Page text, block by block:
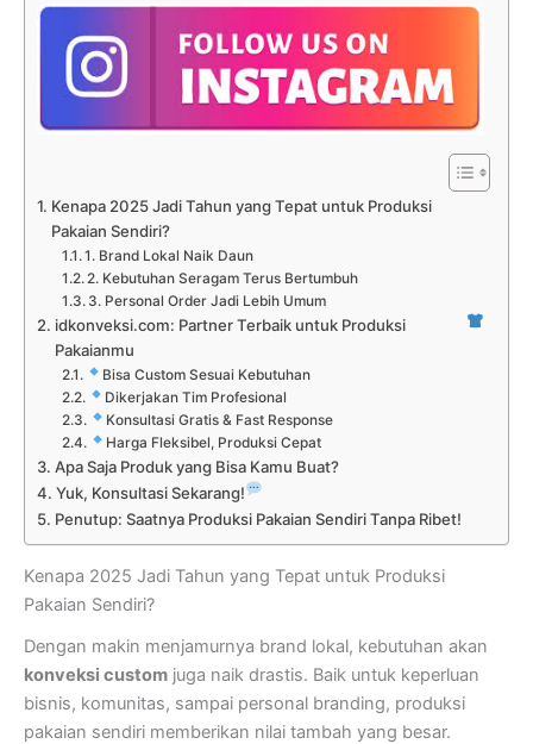
Kenapa 2025 Jadi Tahun yang Tepat untuk Produksi
Pakaian Sendiri?
1. Brand Lokal Naik Daun
2. Kebutuhan Seragam Terus Bertumbuh
3. Personal Order Jadi Lebih Umum
idkonveksi.com: Partner Terbaik untuk Produksi
Pakaianmu
Bisa Custom Sesuai Kebutuhan
Dikerjakan Tim Profesional
Konsultasi Gratis & Fast Response
Harga Fleksibel, Produksi Cepat
Apa Saja Produk yang Bisa Kamu Buat?
Yuk, Konsultasi Sekarang!
Penutup: Saatnya Produksi Pakaian Sendiri Tanpa Ribet!
Kenapa 2025 Jadi Tahun yang Tepat untuk Produksi
Pakaian Sendiri?
Dengan makin menjamurnya brand lokal, kebutuhan akan
konveksi custom juga naik drastis. Baik untuk keperluan
bisnis, komunitas, sampai personal branding, produksi
pakaian sendiri memberikan nilai tambah yang besar.